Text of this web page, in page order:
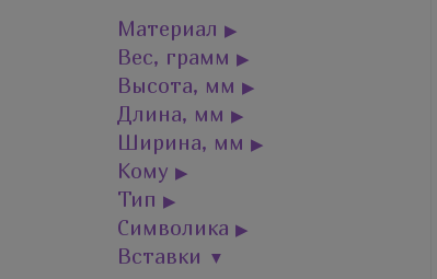
Материал ▶
Вес, грамм ▶
Высота, мм ▶
Длина, мм ▶
Ширина, мм ▶
Кому ▶
Тип ▶
Символика ▶
Вставки ▼